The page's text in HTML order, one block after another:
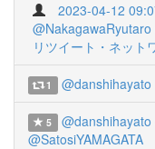
2023-04-12
@NakagawaRyutaro
リツイート・ネット
1 @danshihayato
5 @danshihayato
@SatosiYAMAGATA